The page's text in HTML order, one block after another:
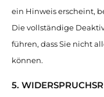
ein Hinweis erscheint,
Die vollständige
führen, dass Sie nicht
können.
5.